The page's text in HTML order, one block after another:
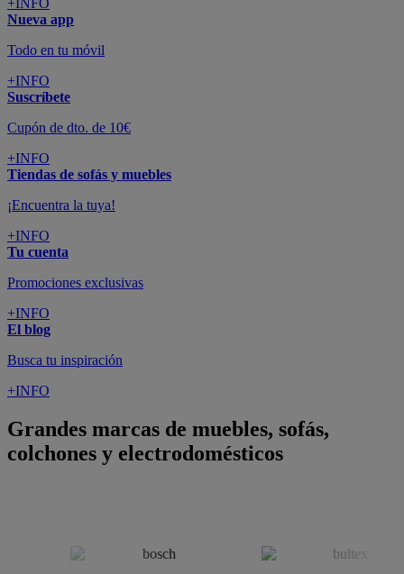
+INFO
Nueva app
Todo en tu móvil
+INFO
Suscríbete
Cupón de dto. de 10€
+INFO
Tiendas de sofás y muebles
¡Encuentra la tuya!
+INFO
Tu cuenta
Promociones exclusivas
+INFO
El blog
Busca tu inspiración
+INFO
Grandes marcas de muebles, sofás,
colchones y electrodomésticos